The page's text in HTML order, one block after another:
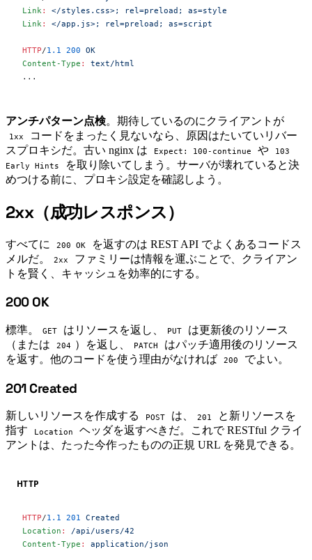
Link :
</styles.css>; rel=preload; as=style
Link : </app.js>; rel=preload; as=script
HTTP/1.1 200 OK
Content-Type :
text/html
...
アンチパターン点検。期待しているのにクライアントが
1xx
コードをまったく見ないなら、原因はたいていリバー
スプロキシだ。古い nginx は
Expect: 100-continue や
103
Early Hints
を取り除いてしまう。サーバが壊れていると決
めつける前に、プロキシ設定を確認しよう。
#
2xx（成功レスポンス）
すべてに 200 OK
を返すのは REST API でよくあるコードス
メルだ。
2xx
ファミリーは情報を運ぶことで、クライアン
トを賢く、キャッシュを効率的にする。
#
200 OK
標準。 GET はリソースを返し、 PUT
は更新後のリソース
（または
204 ）を返し、 PATCH
はパッチ適用後のリソース
を返す。他のコードを使う理由がなければ
200 でよい。
#
201 Created
新しいリソースを作成する POST は、 201
と新リソースを
指す
Location
ヘッダを返すべきだ。これで RESTful クライ
アントは、たった今作ったものの正規 URL を発見できる。
HTTP
HTTP/1.1 201 Created
Location :
/api/users/42
Content-Type : application/json